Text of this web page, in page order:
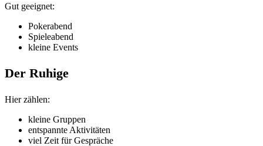
Gut geeignet:
Pokerabend
Spieleabend
kleine Events
Der Ruhige
Hier zählen:
kleine Gruppen
entspannte Aktivitäten
viel Zeit für Gespräche